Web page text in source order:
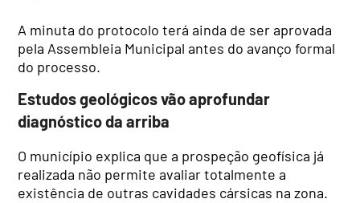
A minuta do protocolo terá ainda de ser aprovada
pela Assembleia Municipal antes do avanço formal
do processo.
Estudos geológicos vão aprofundar
diagnóstico da arriba
O município explica que a prospeção geofísica já
realizada não permite avaliar totalmente a
existência de outras cavidades cársicas na zona.